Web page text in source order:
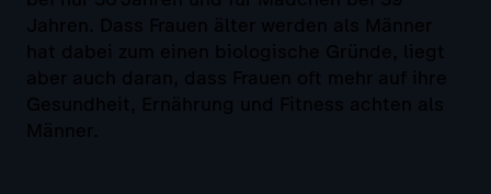
Jahren. Dass Frauen älter werden als Männer
hat dabei zum einen biologische Gründe, liegt
aber auch daran, dass Frauen oft mehr auf ihre
Gesundheit, Ernährung und Fitness achten als
Männer.